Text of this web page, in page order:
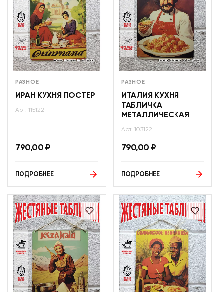
РАЗНОЕ
ИРАН КУХНЯ ПОСТЕР
Арт: 115122
790,00 ₽
ПОДРОБНЕЕ
РАЗНОЕ
ИТАЛИЯ КУХНЯ
ТАБЛИЧКА
МЕТАЛЛИЧЕСКАЯ
Арт: 103122
790,00 ₽
ПОДРОБНЕЕ